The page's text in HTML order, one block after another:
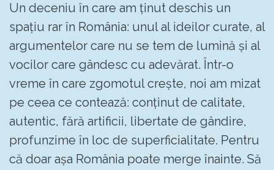
Un deceniu în care am ținut deschis un
spațiu rar în România: unul al ideilor curate, al
argumentelor care nu se tem de lumină și al
vocilor care gândesc cu adevărat. Într-o
vreme în care zgomotul crește, noi am mizat
pe ceea ce contează: conținut de calitate,
autentic, fără artificii, libertate de gândire,
profunzime în loc de superficialitate. Pentru
că doar așa România poate merge înainte. Să